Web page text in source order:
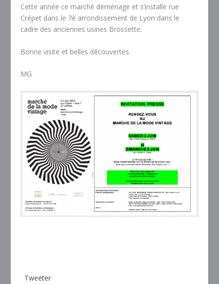
Cette année ce marché déménage et s’installe rue
Crépet dans le 7è arrondissement de Lyon dans le
cadre des anciennes usines Brossette.
Bonne visite et belles découvertes.
MG
Tweeter